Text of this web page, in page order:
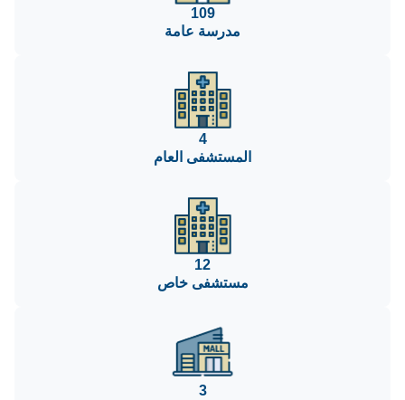
109
مدرسة عامة
4
المستشفى العام
12
مستشفى خاص
3